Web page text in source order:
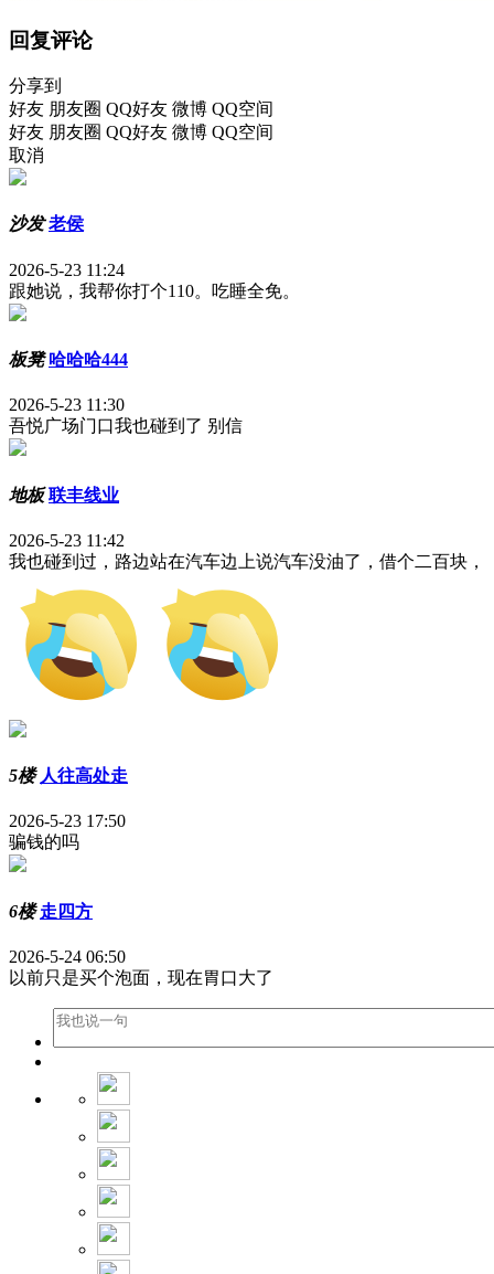
回复评论
分享到
好友 朋友圈 QQ好友 微博 QQ空间
好友 朋友圈 QQ好友 微博 QQ空间
取消
沙发 老侯
2026-5-23 11:24
跟她说，我帮你打个110。吃睡全免。
板凳 哈哈哈444
2026-5-23 11:30
吾悦广场门口我也碰到了 别信
地板 联丰线业
2026-5-23 11:42
我也碰到过，路边站在汽车边上说汽车没油了，借个二百块，
5楼 人往高处走
2026-5-23 17:50
骗钱的吗
6楼 走四方
2026-5-24 06:50
以前只是买个泡面，现在胃口大了